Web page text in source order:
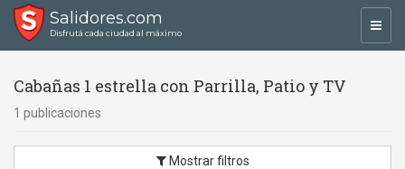
Salidores.com
Disfrutá cada ciudad al máximo
Cabañas 1 estrella con Parrilla, Patio y TV
1 publicaciones
Mostrar filtros